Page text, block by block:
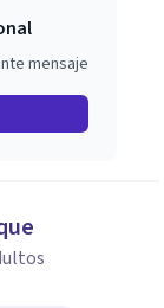
mensaje